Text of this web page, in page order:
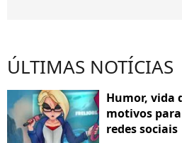
ÚLTIMAS NOTÍCIAS
Humor, vida
motivos
redes sociais